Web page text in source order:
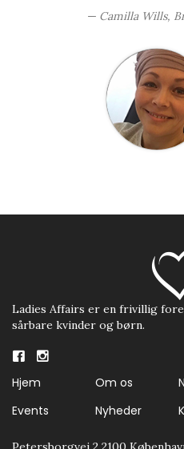
Camilla Wills,
Ladies Affairs er en frivillig
sårbare kvinder og børn.
Hjem Om os
Events
Nyheder